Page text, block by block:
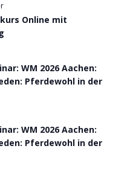
Online mit
WM 2026 Aachen:
Pferdewohl in der
WM 2026 Aachen:
Pferdewohl in der